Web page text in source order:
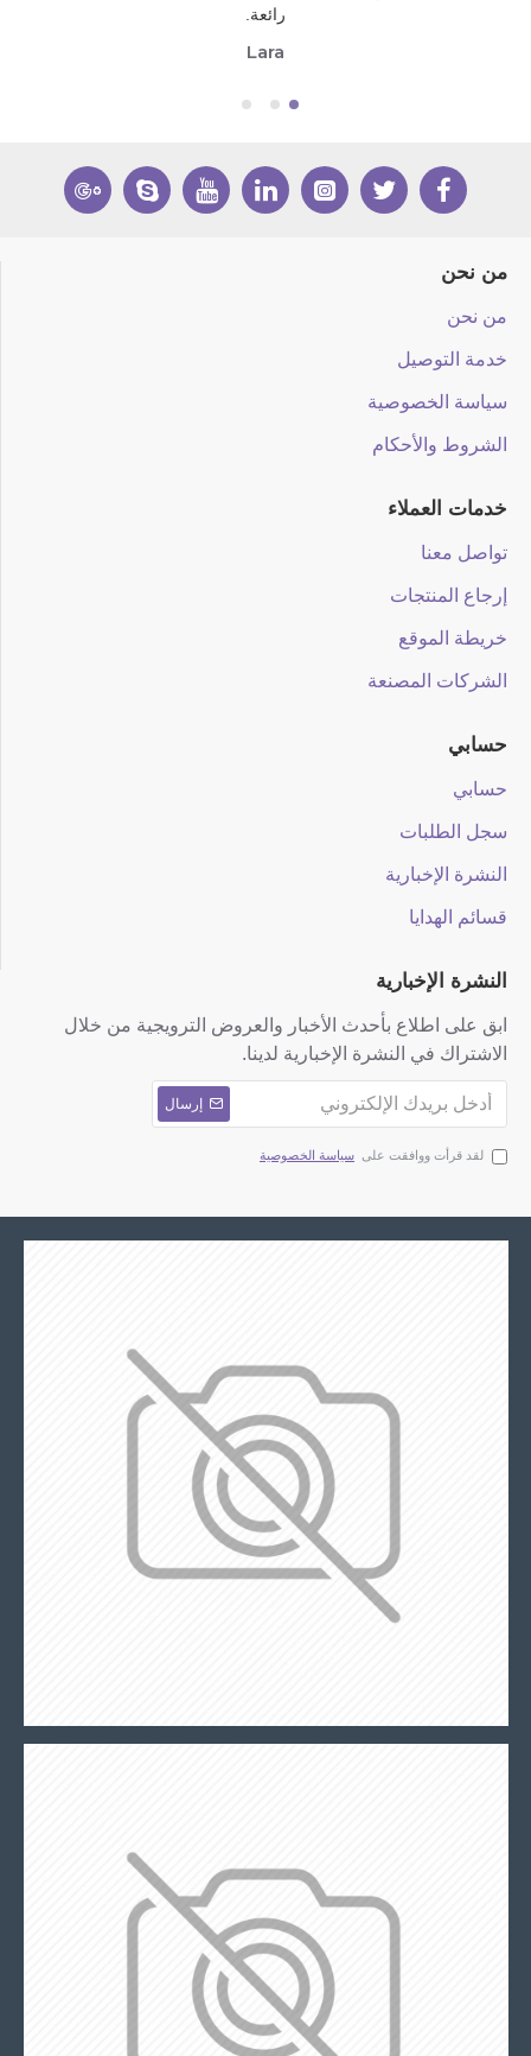
رائعة.
Lara
من نحن
من نحن
خدمة التوصيل
سياسة الخصوصية
الشروط والأحكام
خدمات العملاء
تواصل معنا
إرجاع المنتجات
خريطة الموقع
الشركات المصنعة
حسابي
حسابي
سجل الطلبات
النشرة الإخبارية
قسائم الهدايا
النشرة الإخبارية
ابق على اطلاع بأحدث الأخبار والعروض الترويجية من خلال
الاشتراك في النشرة الإخبارية لدينا.
إرسال
لقد قرأت ووافقت على سياسة الخصوصية